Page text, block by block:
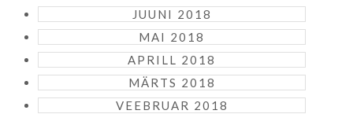
JUUNI 2018
MAI 2018
APRILL 2018
MÄRTS 2018
VEEBRUAR 2018